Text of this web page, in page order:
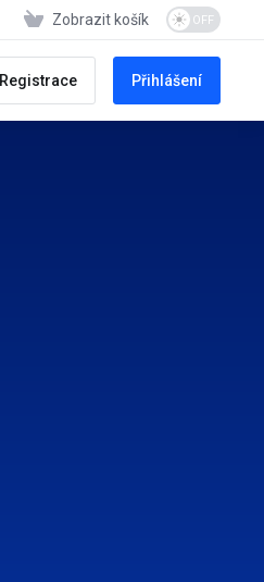
Zobrazit košík
Registrace Přihlášení